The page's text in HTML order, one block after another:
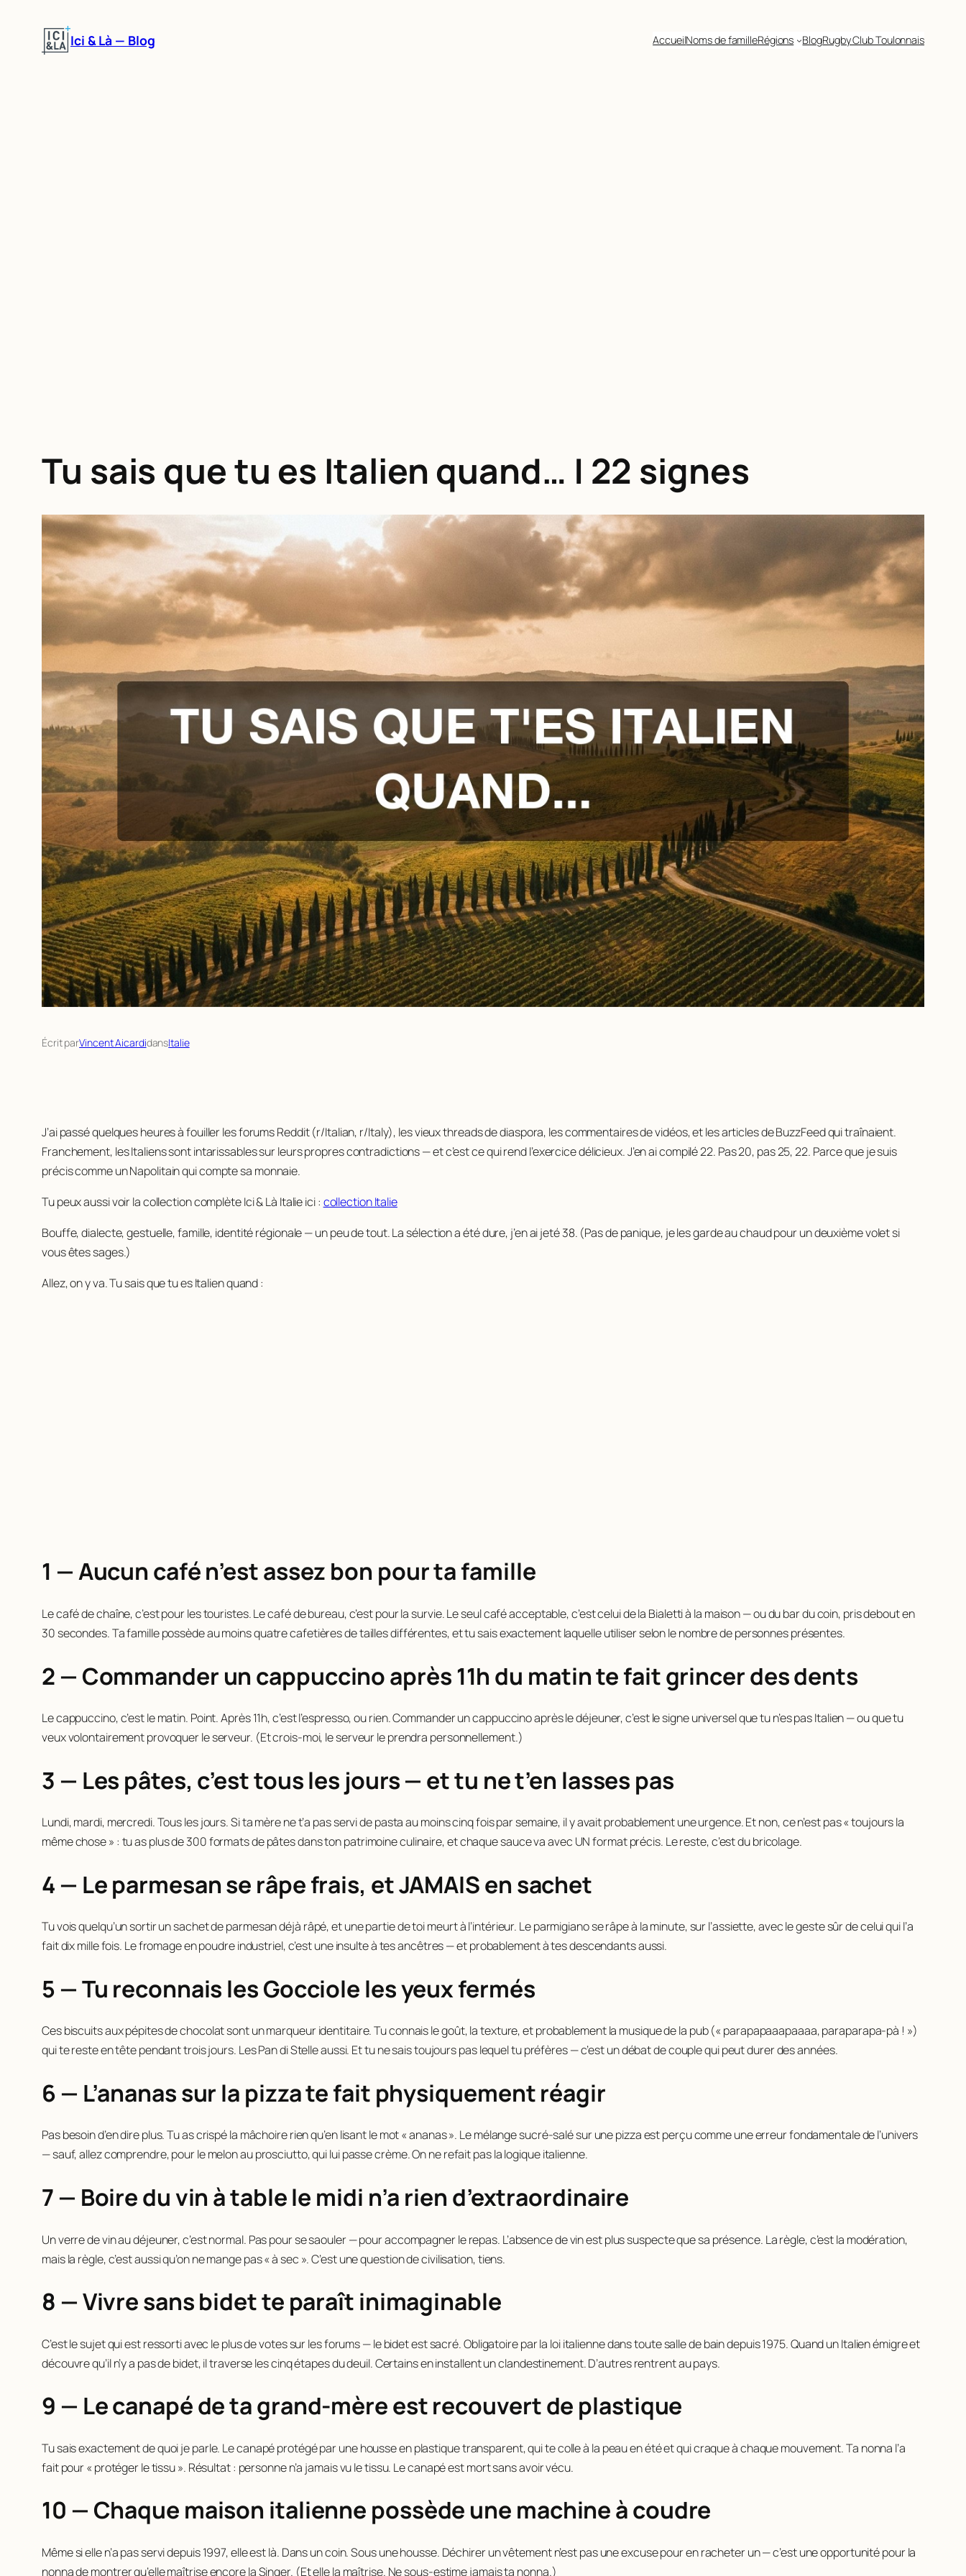
contenu
Ici & Là — Blog AccueilNoms de familleRégions BlogRugby Club Toulonnais
Tu sais que tu es Italien quand… | 22 signes
Écrit parVincent AicardidansItalie
J’ai passé quelques heures à fouiller les forums Reddit (r/Italian, r/Italy), les vieux threads de diaspora, les commentaires de vidéos, et les articles de BuzzFeed qui traînaient.
Franchement, les Italiens sont intarissables sur leurs propres contradictions — et c’est ce qui rend l’exercice délicieux. J’en ai compilé 22. Pas 20, pas 25, 22. Parce que je suis
précis comme un Napolitain qui compte sa monnaie.
Tu peux aussi voir la collection complète Ici & Là Italie ici : collection Italie
Bouffe, dialecte, gestuelle, famille, identité régionale — un peu de tout. La sélection a été dure, j’en ai jeté 38. (Pas de panique, je les garde au chaud pour un deuxième volet si
vous êtes sages.)
Allez, on y va. Tu sais que tu es Italien quand :
1 — Aucun café n’est assez bon pour ta famille
Le café de chaîne, c’est pour les touristes. Le café de bureau, c’est pour la survie. Le seul café acceptable, c’est celui de la Bialetti à la maison — ou du bar du coin, pris debout en
30 secondes. Ta famille possède au moins quatre cafetières de tailles différentes, et tu sais exactement laquelle utiliser selon le nombre de personnes présentes.
2 — Commander un cappuccino après 11h du matin te fait grincer des dents
Le cappuccino, c’est le matin. Point. Après 11h, c’est l’espresso, ou rien. Commander un cappuccino après le déjeuner, c’est le signe universel que tu n’es pas Italien — ou que tu
veux volontairement provoquer le serveur. (Et crois-moi, le serveur le prendra personnellement.)
3 — Les pâtes, c’est tous les jours — et tu ne t’en lasses pas
Lundi, mardi, mercredi. Tous les jours. Si ta mère ne t’a pas servi de pasta au moins cinq fois par semaine, il y avait probablement une urgence. Et non, ce n’est pas « toujours la
même chose » : tu as plus de 300 formats de pâtes dans ton patrimoine culinaire, et chaque sauce va avec UN format précis. Le reste, c’est du bricolage.
4 — Le parmesan se râpe frais, et JAMAIS en sachet
Tu vois quelqu’un sortir un sachet de parmesan déjà râpé, et une partie de toi meurt à l’intérieur. Le parmigiano se râpe à la minute, sur l’assiette, avec le geste sûr de celui qui l’a
fait dix mille fois. Le fromage en poudre industriel, c’est une insulte à tes ancêtres — et probablement à tes descendants aussi.
5 — Tu reconnais les Gocciole les yeux fermés
Ces biscuits aux pépites de chocolat sont un marqueur identitaire. Tu connais le goût, la texture, et probablement la musique de la pub (« parapapaaapaaaa, paraparapa-pà ! »)
qui te reste en tête pendant trois jours. Les Pan di Stelle aussi. Et tu ne sais toujours pas lequel tu préfères — c’est un débat de couple qui peut durer des années.
6 — L’ananas sur la pizza te fait physiquement réagir
Pas besoin d’en dire plus. Tu as crispé la mâchoire rien qu’en lisant le mot « ananas ». Le mélange sucré-salé sur une pizza est perçu comme une erreur fondamentale de l’univers
— sauf, allez comprendre, pour le melon au prosciutto, qui lui passe crème. On ne refait pas la logique italienne.
7 — Boire du vin à table le midi n’a rien d’extraordinaire
Un verre de vin au déjeuner, c’est normal. Pas pour se saouler — pour accompagner le repas. L’absence de vin est plus suspecte que sa présence. La règle, c’est la modération,
mais la règle, c’est aussi qu’on ne mange pas « à sec ». C’est une question de civilisation, tiens.
8 — Vivre sans bidet te paraît inimaginable
C’est le sujet qui est ressorti avec le plus de votes sur les forums — le bidet est sacré. Obligatoire par la loi italienne dans toute salle de bain depuis 1975. Quand un Italien émigre et
découvre qu’il n’y a pas de bidet, il traverse les cinq étapes du deuil. Certains en installent un clandestinement. D’autres rentrent au pays.
9 — Le canapé de ta grand-mère est recouvert de plastique
Tu sais exactement de quoi je parle. Le canapé protégé par une housse en plastique transparent, qui te colle à la peau en été et qui craque à chaque mouvement. Ta nonna l’a
fait pour « protéger le tissu ». Résultat : personne n’a jamais vu le tissu. Le canapé est mort sans avoir vécu.
10 — Chaque maison italienne possède une machine à coudre
Même si elle n’a pas servi depuis 1997, elle est là. Dans un coin. Sous une housse. Déchirer un vêtement n’est pas une excuse pour en racheter un — c’est une opportunité pour la
nonna de montrer qu’elle maîtrise encore la Singer. (Et elle la maîtrise. Ne sous-estime jamais ta nonna.)